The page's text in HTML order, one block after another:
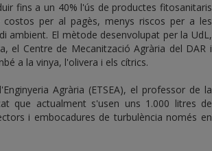
fins a un 40% l'ús de productes fitosanitaris
costos per al pagès, menys riscos per a les
ambient. El mètode desenvolupat per la UdL,
el Centre de Mecanització Agrària del DAR i
a la vinya, l'olivera i els cítrics.
Agrària (ETSEA), el professor de la
que actualment s'usen uns 1.000 litres de
i embocadures de turbulència només en